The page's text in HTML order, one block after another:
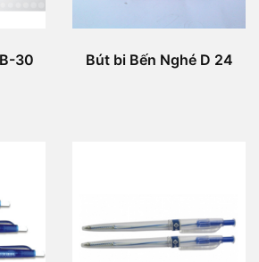
30
Bút bi Bến Nghé D 24